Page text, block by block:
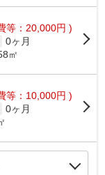
等：20,000円 )
0ヶ月
㎡
等：10,000円 )
0ヶ月